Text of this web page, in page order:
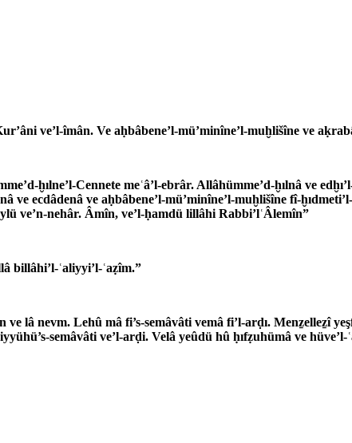
ve’l-îmân. Ve aḥbâbene’l-mü’minîne’l-muḫlišîne ve
ḫılne’l-Cennete meʿâ’l-ebrâr. Allâhümme’d-ḫılnâ ve
ve ecdâdenâ ve aḥbâbene’l-mü’minîne’l-muḫlišîne fî-
ve’n-nehâr. Âmîn, ve’l-ḥamdü lillâhi Rabbi’lʿÂlemîn”
billâhi’l-ʿaliyyi’l-ʿaẓîm.”
nevm. Lehû mâ fi’s-semâvâti vemâ fi’l-arḍı. Menẕelleẕî
semâvâti ve’l-arḍi. Velâ yeûdü­ hû ḥıfẓuhümâ ve hüve’l-